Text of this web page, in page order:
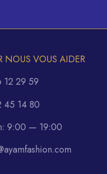
NOUS VOUS AIDER
12 29 59
45 14 80
9:00 — 19:00